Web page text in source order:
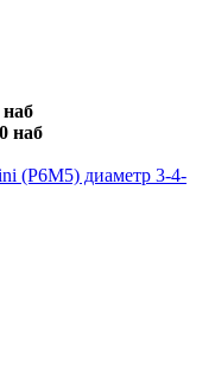
наб
0 наб
(P6M5) диаметр 3-4-